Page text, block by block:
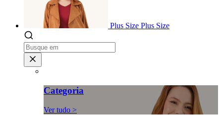
Plus Size Plus Size
Categoria
Ver tudo >